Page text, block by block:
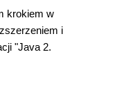
krokiem w
i
"Java 2.